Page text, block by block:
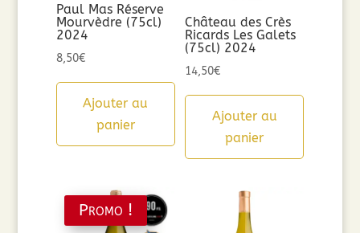
Paul Mas Réserve
Mourvèdre (75cl)
2024
8,50€
Ajouter au
panier
Château des Crès
Ricards Les Galets
(75cl) 2024
14,50€
Ajouter au
panier
Promo !